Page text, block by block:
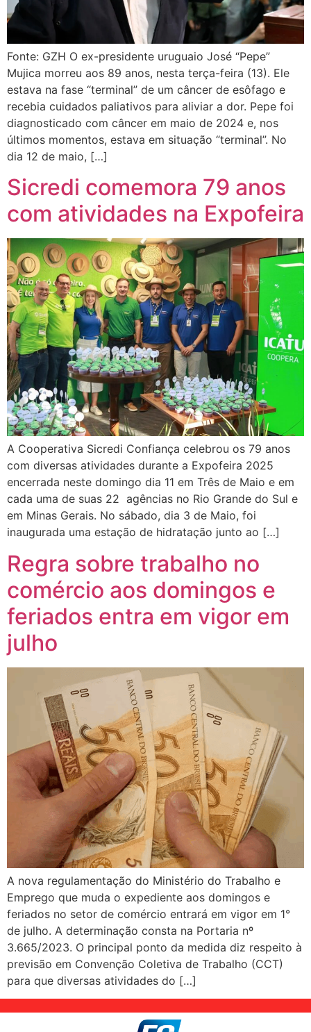
Fonte: GZH O ex-presidente uruguaio José “Pepe”
Mujica morreu aos 89 anos, nesta terça-feira (13). Ele
estava na fase “terminal” de um câncer de esôfago e
recebia cuidados paliativos para aliviar a dor. Pepe foi
diagnosticado com câncer em maio de 2024 e, nos
últimos momentos, estava em situação “terminal”. No
dia 12 de maio, […]
Sicredi comemora 79 anos
com atividades na Expofeira
A Cooperativa Sicredi Confiança celebrou os 79 anos
com diversas atividades durante a Expofeira 2025
encerrada neste domingo dia 11 em Três de Maio e em
cada uma de suas 22 agências no Rio Grande do Sul e
em Minas Gerais. No sábado, dia 3 de Maio, foi
inaugurada uma estação de hidratação junto ao […]
Regra sobre trabalho no
comércio aos domingos e
feriados entra em vigor em
julho
A nova regulamentação do Ministério do Trabalho e
Emprego que muda o expediente aos domingos e
feriados no setor de comércio entrará em vigor em 1°
de julho. A determinação consta na Portaria nº
3.665/2023. O principal ponto da medida diz respeito à
previsão em Convenção Coletiva de Trabalho (CCT)
para que diversas atividades do […]